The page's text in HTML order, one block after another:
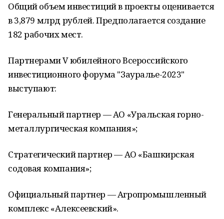
Общий объем инвестиций в проекты оценивается
в 3,879 млрд рублей. Предполагается создание
182 рабочих мест.
Партнерами V юбилейного Всероссийского
инвестиционного форума "Зауралье-2023"
выступают:
Генеральный партнер — АО «Уральская горно-
металлургическая компания»;
Стратегический партнер — АО «Башкирская
содовая компания»;
Официальный партнер — Агропромышленный
комплекс «Алексеевский».